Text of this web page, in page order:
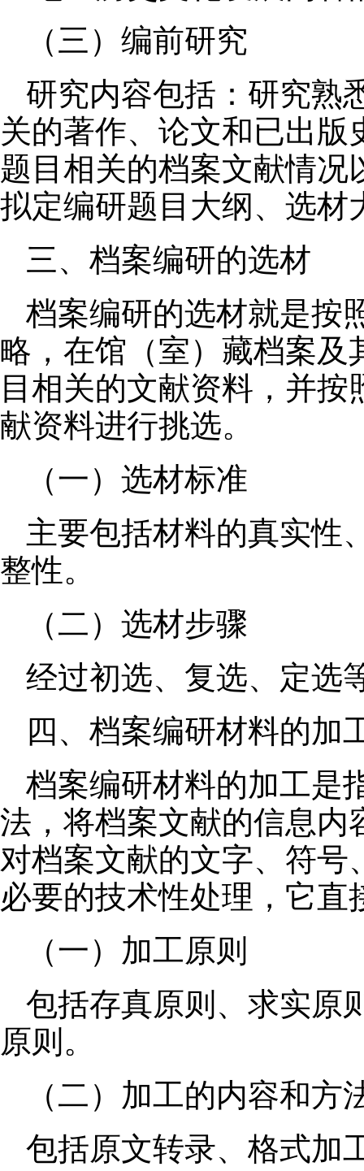
（三）编前研究
研究内容包括：研究熟
关的著作、论文和已出
题目相关的档案文献情
拟定编研题目大纲、选材
三、档案编研的选材
档案编研的选材就是按
略，在馆（室）藏档案及
目相关的文献资料，并
献资料进行挑选。
（一）选材标准
主要包括材料的真实性
整性。
（二）选材步骤
经过初选、复选、定选
四、档案编研材料的加
档案编研材料的加工是
法，将档案文献的信息内
对档案文献的文字、符
必要的技术性处理，它
（一）加工原则
包括存真原则、求实原
原则。
（二）加工的内容和方
包括原文转录、格式加